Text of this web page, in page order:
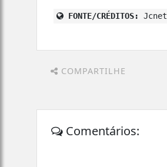
FONTE/CRÉDITOS: Jcnet
COMPARTILHE
Comentários: